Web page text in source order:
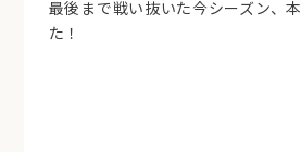
最後まで戦い抜いた今シーズン、
た！